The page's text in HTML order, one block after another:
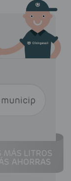
MÁS LITROS
AHORRAS